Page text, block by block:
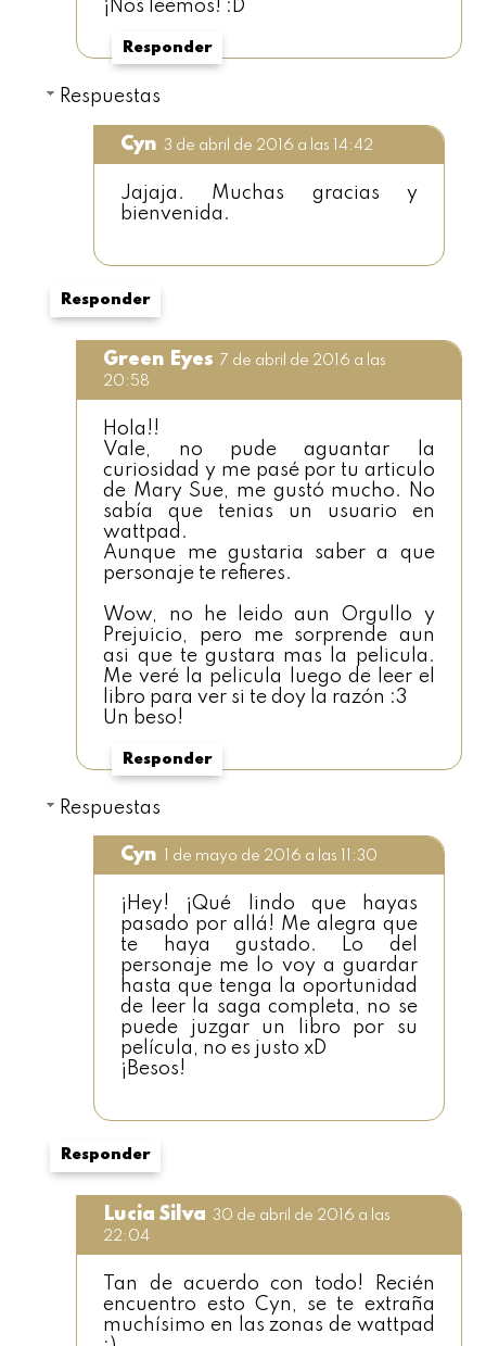
¡Nos leemos! :D
Responder
Respuestas
Cyn 3 de abril de 2016 a las 14:42
Jajaja. Muchas gracias y
bienvenida.
Responder
Green Eyes 7 de abril de 2016 a las
20:58
Hola!!
Vale, no pude aguantar la
curiosidad y me pasé por tu articulo
de Mary Sue, me gustó mucho. No
sabía que tenias un usuario en
wattpad.
Aunque me gustaria saber a que
personaje te refieres.
Wow, no he leido aun Orgullo y
Prejuicio, pero me sorprende aun
asi que te gustara mas la pelicula.
Me veré la pelicula luego de leer el
libro para ver si te doy la razón :3
Un beso!
Responder
Respuestas
Cyn 1 de mayo de 2016 a las 11:30
¡Hey! ¡Qué lindo que hayas
pasado por allá! Me alegra que
te haya gustado. Lo del
personaje me lo voy a guardar
hasta que tenga la oportunidad
de leer la saga completa, no se
puede juzgar un libro por su
película, no es justo xD
¡Besos!
Responder
Lucia Silva 30 de abril de 2016 a las
22:04
Tan de acuerdo con todo! Recién
encuentro esto Cyn, se te extraña
muchísimo en las zonas de wattpad